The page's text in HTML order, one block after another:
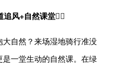
风+自然课堂🚴‍♂️
自然？来场湿地骑行准没
一堂生动的自然课。在绿